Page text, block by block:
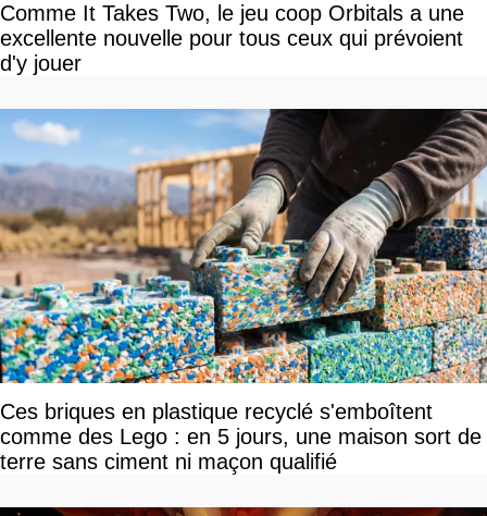
Comme It Takes Two, le jeu coop Orbitals a une
excellente nouvelle pour tous ceux qui prévoient
d'y jouer
Ces briques en plastique recyclé s'emboîtent
comme des Lego : en 5 jours, une maison sort de
terre sans ciment ni maçon qualifié